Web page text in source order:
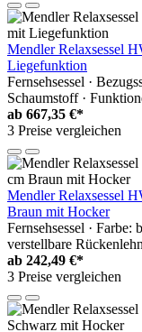
Mendler Relaxsessel
Liegefunktion
Fernsehsessel ·
Schaumstoff ·
ab 667,35 €*
3 Preise vergleichen
Mendler Relaxsessel
Braun mit Hocker
Fernsehsessel · Farbe:
verstellbare
ab 242,49 €*
3 Preise vergleichen